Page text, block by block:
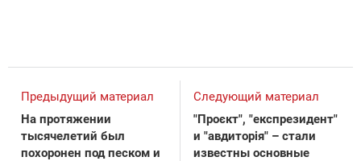
Предыдущий материал
На протяжении
тысячелетий был
похоронен под песком и
Следующий материал
"Проєкт", "експрезидент"
и "авдиторія" – стали
известны основные